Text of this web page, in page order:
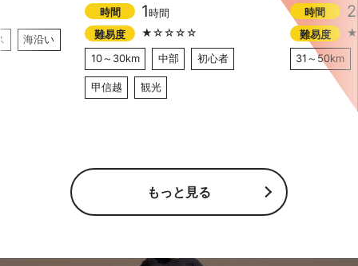
海沿い
時間
1時間
難易度
★☆☆☆☆
10～30km
中部 初心者
甲信越 観光
時間 2
難易度
31～50km
もっと見る